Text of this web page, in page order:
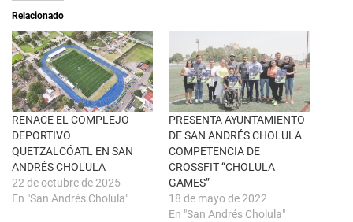
b
r
e
e
n
u
n
a
v
e
n
t
a
n
a
n
u
v
e
n
F
a
c
e
b
o
o
k
e
a
b
r
e
e
Relacionado
RENACE EL COMPLEJO
DEPORTIVO
QUETZALCÓATL EN SAN
ANDRÉS CHOLULA
22 de octubre de 2025
En "San Andrés Cholula"
PRESENTA AYUNTAMIENTO
DE SAN ANDRÉS CHOLULA
COMPETENCIA DE
CROSSFIT “CHOLULA
GAMES”
18 de mayo de 2022
En "San Andrés Cholula"